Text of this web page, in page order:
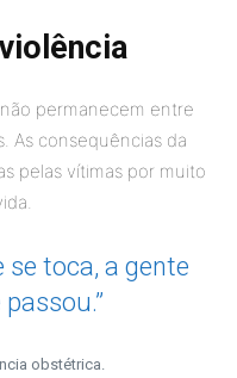
permanecem entre
As consequências da
pelas vítimas por muito
se toca, a gente
obstétrica.